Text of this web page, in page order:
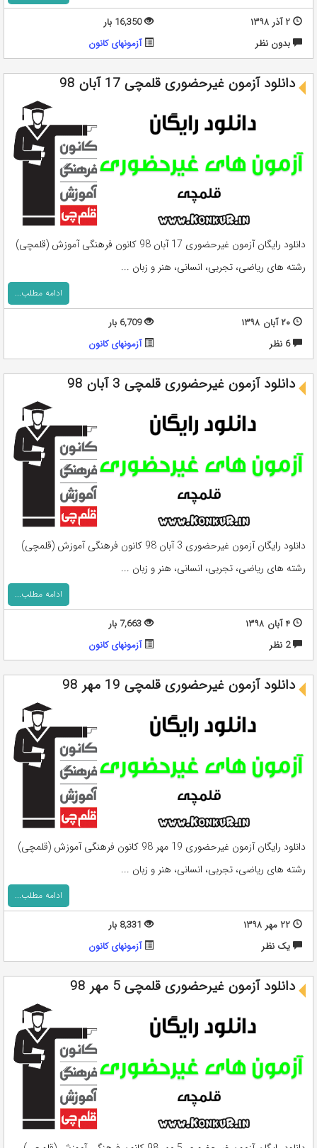
۲ آذر ۱۳۹۸
16,350 بار
بدون نظر
آزمونهای کانون
دانلود آزمون غیرحضوری قلمچی 17 آبان 98
دانلود رایگان آزمون غیرحضوری 17 آبان 98 کانون فرهنگی آموزش (قلمچی)
رشته های ریاضی، تجربی، انسانی، هنر و زبان ...
ادامه مطلب...
۲۰ آبان ۱۳۹۸
6,709 بار
6 نظر
آزمونهای کانون
دانلود آزمون غیرحضوری قلمچی 3 آبان 98
دانلود رایگان آزمون غیرحضوری 3 آبان 98 کانون فرهنگی آموزش (قلمچی)
رشته های ریاضی، تجربی، انسانی، هنر و زبان ...
ادامه مطلب...
۴ آبان ۱۳۹۸
7,663 بار
2 نظر
آزمونهای کانون
دانلود آزمون غیرحضوری قلمچی 19 مهر 98
دانلود رایگان آزمون غیرحضوری 19 مهر 98 کانون فرهنگی آموزش (قلمچی)
رشته های ریاضی، تجربی، انسانی، هنر و زبان ...
ادامه مطلب...
۲۲ مهر ۱۳۹۸
8,331 بار
يک نظر
آزمونهای کانون
دانلود آزمون غیرحضوری قلمچی 5 مهر 98